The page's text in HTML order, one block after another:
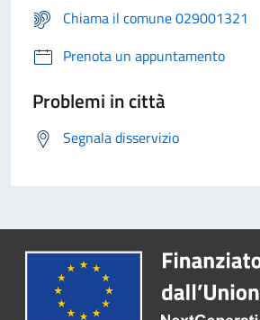
Chiama il comune 029001321
Prenota un appuntamento
Problemi in città
Segnala disservizio